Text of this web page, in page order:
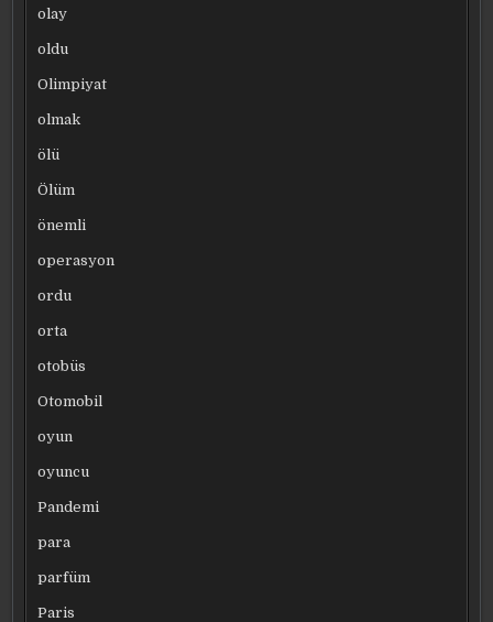
olay
oldu
Olimpiyat
olmak
ölü
Ölüm
önemli
operasyon
ordu
orta
otobüs
Otomobil
oyun
oyuncu
Pandemi
para
parfüm
Paris